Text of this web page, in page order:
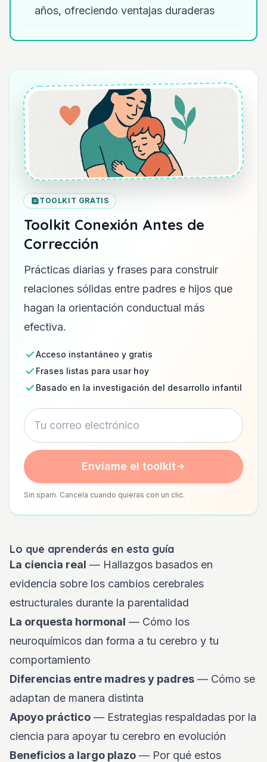
años, ofreciendo ventajas duraderas
TOOLKIT GRATIS
Toolkit Conexión Antes de
Corrección
Prácticas diarias y frases para construir
relaciones sólidas entre padres e hijos que
hagan la orientación conductual más
efectiva.
Acceso instantáneo y gratis
Frases listas para usar hoy
Basado en la investigación del desarrollo infantil
Envíame el toolkit
Sin spam. Cancela cuando quieras con un clic.
Lo que aprenderás en esta guía
La ciencia real — Hallazgos basados en
evidencia sobre los cambios cerebrales
estructurales durante la parentalidad
La orquesta hormonal — Cómo los
neuroquímicos dan forma a tu cerebro y tu
comportamiento
Diferencias entre madres y padres — Cómo se
adaptan de manera distinta
Apoyo práctico — Estrategias respaldadas por la
ciencia para apoyar tu cerebro en evolución
Beneficios a largo plazo — Por qué estos